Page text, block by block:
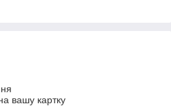
вашу картку